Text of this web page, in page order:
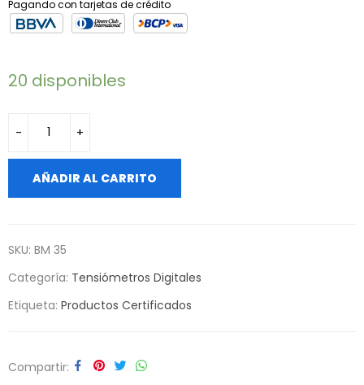
Pagando con tarjetas de crédito
20 disponibles
AÑADIR AL CARRITO
SKU: BM 35
Categoría: Tensiómetros Digitales
Etiqueta: Productos Certificados
Compartir